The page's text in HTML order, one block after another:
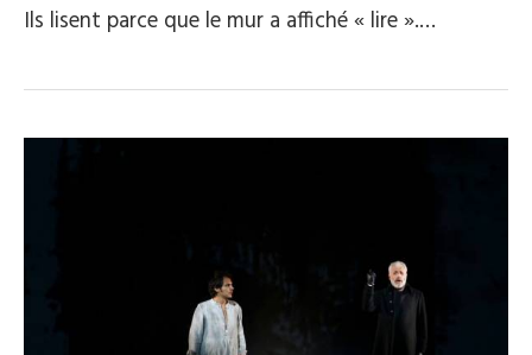
Ils lisent parce que le mur a affiché « lire ».…